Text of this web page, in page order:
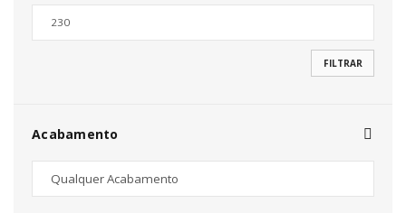
FILTRAR
Acabamento